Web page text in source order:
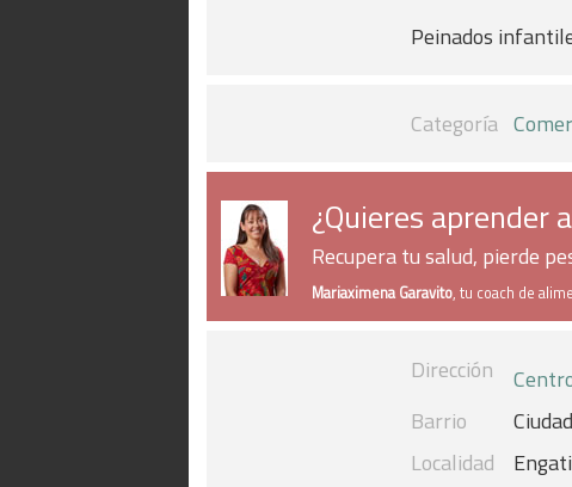
Peinados
Categoría
¿Quieres aprender
Recupera tu salud, pierde
Mariaximena Garavito, tu coach de
Dirección
Barrio
Localidad